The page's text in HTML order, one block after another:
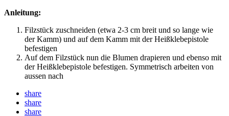
Anleitung:
Filzstück zuschneiden (etwa 2-3 cm breit und so lange wie
der Kamm) und auf dem Kamm mit der Heißklebepistole
befestigen
Auf dem Filzstück nun die Blumen drapieren und ebenso mit
der Heißklebepistole befestigen. Symmetrisch arbeiten von
aussen nach
share
share
share